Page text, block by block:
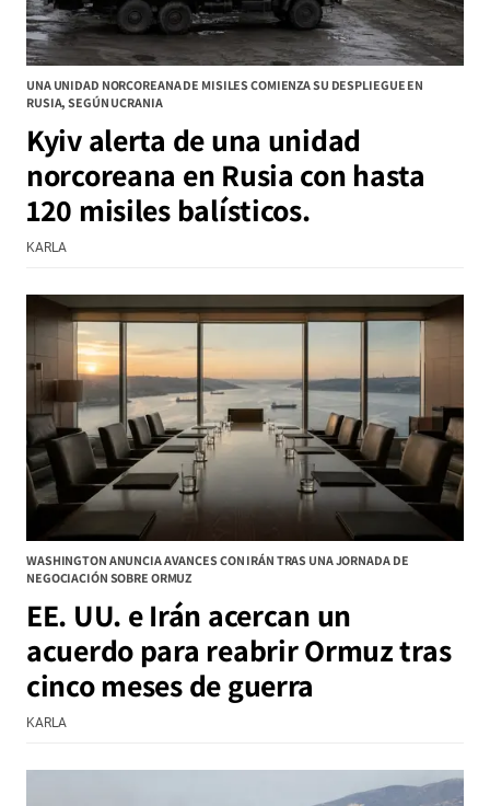
UNA UNIDAD NORCOREANA DE MISILES COMIENZA SU DESPLIEGUE EN
RUSIA, SEGÚN UCRANIA
Kyiv alerta de una unidad
norcoreana en Rusia con hasta
120 misiles balísticos.
KARLA
WASHINGTON ANUNCIA AVANCES CON IRÁN TRAS UNA JORNADA DE
NEGOCIACIÓN SOBRE ORMUZ
EE. UU. e Irán acercan un
acuerdo para reabrir Ormuz tras
cinco meses de guerra
KARLA